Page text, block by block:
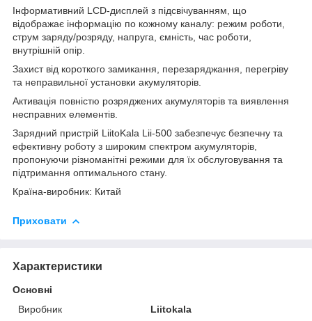
Інформативний LCD-дисплей з підсвічуванням, що
відображає інформацію по кожному каналу: режим роботи,
струм заряду/розряду, напруга, ємність, час роботи,
внутрішній опір.
Захист від короткого замикання, перезаряджання, перегріву
та неправильної установки акумуляторів.
Активація повністю розряджених акумуляторів та виявлення
несправних елементів.
Зарядний пристрій LiitoKala Lii-500 забезпечує безпечну та
ефективну роботу з широким спектром акумуляторів,
пропонуючи різноманітні режими для їх обслуговування та
підтримання оптимального стану.
Країна-виробник: Китай
Приховати
Характеристики
Основні
Виробник
Liitokala